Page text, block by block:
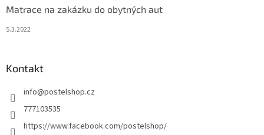
Matrace na zakázku do obytných aut
5.3.2022
Kontakt
info@postelshop.cz
777103535
https://www.facebook.com/postelshop/